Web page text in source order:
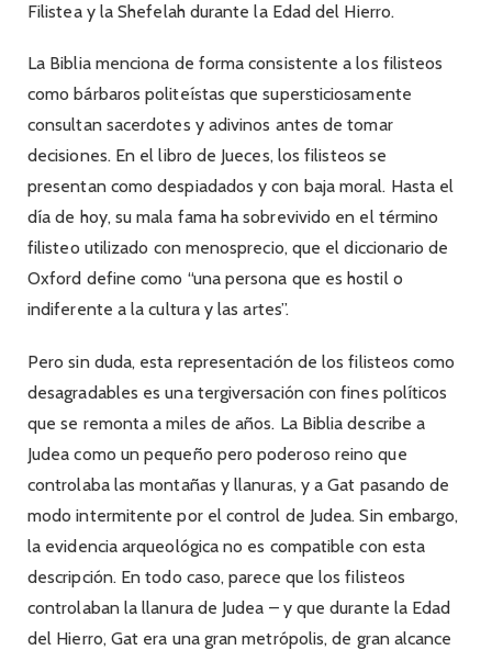
Filistea y la Shefelah durante la Edad del Hierro.
La Biblia menciona de forma consistente a los filisteos
como bárbaros politeístas que supersticiosamente
consultan sacerdotes y adivinos antes de tomar
decisiones. En el libro de Jueces, los filisteos se
presentan como despiadados y con baja moral. Hasta el
día de hoy, su mala fama ha sobrevivido en el término
filisteo utilizado con menosprecio, que el diccionario de
Oxford define como “una persona que es hostil o
indiferente a la cultura y las artes”.
Pero sin duda, esta representación de los filisteos como
desagradables es una tergiversación con fines políticos
que se remonta a miles de años. La Biblia describe a
Judea como un pequeño pero poderoso reino que
controlaba las montañas y llanuras, y a Gat pasando de
modo intermitente por el control de Judea. Sin embargo,
la evidencia arqueológica no es compatible con esta
descripción. En todo caso, parece que los filisteos
controlaban la llanura de Judea – y que durante la Edad
del Hierro, Gat era una gran metrópolis, de gran alcance